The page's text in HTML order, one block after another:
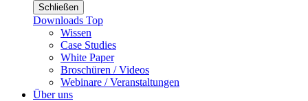
Schließen
Downloads Top
Wissen
Case Studies
White Paper
Broschüren / Videos
Webinare / Veranstaltungen
Über uns